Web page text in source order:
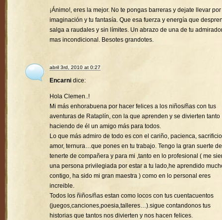
¡Ánimo!, eres la mejor. No te pongas barreras y dejate llevar por
imaginación y tu fantasía. Que esa fuerza y energía que
salga a raudales y sin límites. Un abrazo de una de tu
mas incondicional. Besotes grandotes.
abril 3rd, 2010 at 0:27
Encarni dice:
Hola Clemen..!
Mi más enhorabuena por hacer felices a los niños/ñas con tus
aventuras de Rataplín, con la que aprenden y se divierten tanto
haciendo de él un amigo más para todos.
Lo que más admiro de todo es con el cariño, pacienca,
amor, ternura…que pones en tu trabajo. Tengo la gran suerte de
tenerte de compañera y para mi ,tanto en lo profesional ( me
una persona privilegiada por estar a tu lado,he aprendido
contigo, ha sido mi gran maestra ) como en lo personal eres
increible.
Todos los ñiños/ñas estan como locos con tus cuentacuentos
(juegos,canciones,poesia,talleres…).sigue contandonos tus
historias que tantos nos divierten y nos hacen felices.